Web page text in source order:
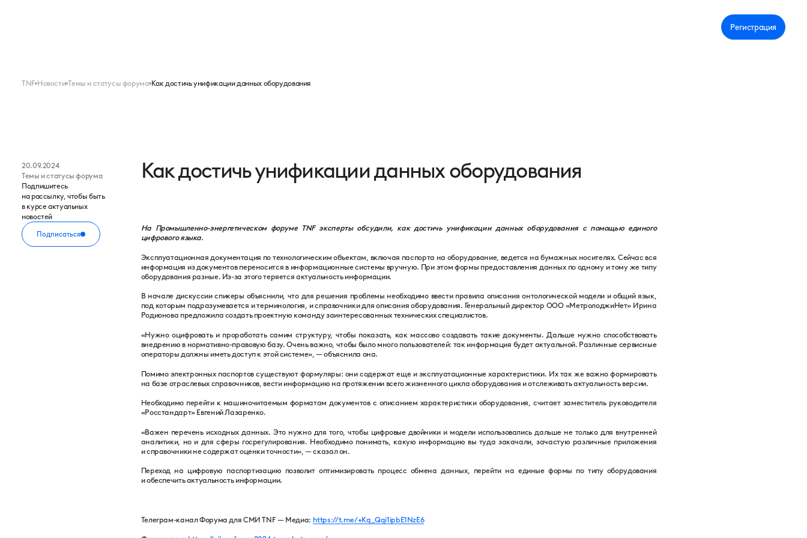
Регистрация
TNF Новости Темы и статусы форума Как достичь унификации данных оборудования
20.09.2024
Темы и статусы форума
Подпишитесь
на рассылку, чтобы быть
в курсе актуальных
новостей
Подписаться
Как достичь унификации данных оборудования
На Промышленно-энергетическом форуме TNF эксперты обсудили, как достичь унификации данных оборудования с помощью единого
цифрового языка.
Эксплуатационная документация по технологическим объектам, включая паспорта на оборудование, ведется на бумажных носителях. Сейчас вся
информация из документов переносится в информационные системы вручную. При этом формы предоставления данных по одному и тому же типу
оборудования разные. Из-за этого теряется актуальность информации.
В начале дискуссии спикеры объяснили, что для решения проблемы необходимо ввести правила описания онтологической модели и общий язык,
под которым подразумевается и терминология, и справочники для описания оборудования. Генеральный директор ООО «МетролоджиНет» Ирина
Родионова предложила создать проектную команду заинтересованных технических специалистов.
«Нужно оцифровать и проработать самим структуру, чтобы показать, как массово создавать такие документы. Дальше нужно способствовать
внедрению в нормативно-правовую базу. Очень важно, чтобы было много пользователей: так информация будет актуальной. Различные сервисные
операторы должны иметь доступ к этой системе», — объяснила она.
Помимо электронных паспортов существуют формуляры: они содержат еще и эксплуатационные характеристики. Их так же важно формировать
на базе отраслевых справочников, вести информацию на протяжении всего жизненного цикла оборудования и отслеживать актуальность версии.
Необходимо перейти к машиночитаемым форматам документов с описанием характеристики оборудования, считает заместитель руководителя
«Росстандарт» Евгений Лазаренко.
«Важен перечень исходных данных. Это нужно для того, чтобы цифровые двойники и модели использовались дальше не только для внутренней
аналитики, но и для сферы госрегулирования. Необходимо понимать, какую информацию вы туда закачали, зачастую различные приложения
и справочники не содержат оценки точности», — сказал он.
Переход на цифровую паспортизацию позволит оптимизировать процесс обмена данных, перейти на единые формы по типу оборудования
и обеспечить актуальность информации.
Телеграм-канал Форума для СМИ TNF — Медиа: https://t.me/+Kq_Qqi1ipbE1NzE6